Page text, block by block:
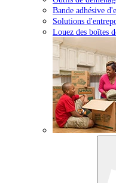
Bande adhésive
Solutions
Louez des boîtes